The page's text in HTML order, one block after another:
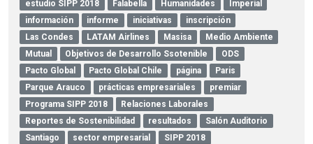
estudio SIPP 2018
Falabella Humanidades
Imperial
información
informe iniciativas
inscripción
Las Condes
LATAM Airlines Masisa
Medio Ambiente
Mutual
Objetivos de Desarrollo Ssotenible
ODS
Pacto Global
Pacto Global Chile página
Paris
Parque Arauco
prácticas empresariales
premiar
Programa SIPP 2018
Relaciones Laborales
Reportes de Sostenibilidad
resultados
Salón Auditorio
Santiago
sector empresarial
SIPP 2018